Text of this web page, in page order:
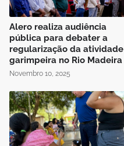
Alero realiza audiência
pública para debater a
regularização da atividade
garimpeira no Rio Madeira
Novembro 10, 2025